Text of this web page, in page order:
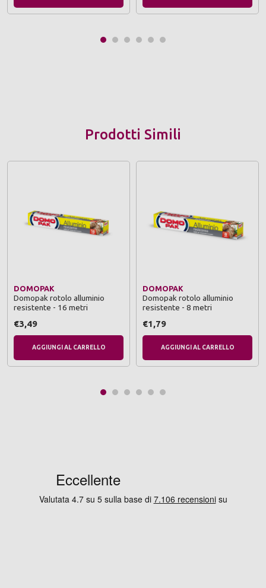
Prodotti Simili
DOMOPAK
Domopak rotolo alluminio
resistente - 16 metri
€3,49
AGGIUNGI AL CARRELLO
DOMOPAK
Domopak rotolo alluminio
resistente - 8 metri
€1,79
AGGIUNGI AL CARRELLO